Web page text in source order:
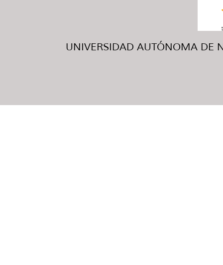
UNIVERSIDAD AUTÓNOMA DE